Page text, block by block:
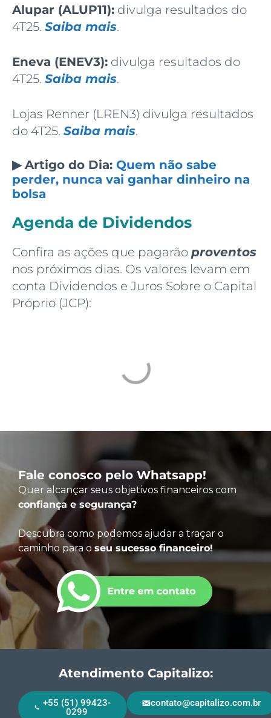
Alupar (ALUP11): divulga resultados do
4T25. Saiba mais.
Eneva (ENEV3): divulga resultados do
4T25. Saiba mais.
Lojas Renner (LREN3) divulga resultados
do 4T25. Saiba mais.
▶ Artigo do Dia: Quem não sabe
perder, nunca vai ganhar dinheiro na
bolsa
Agenda de Dividendos
Confira as ações que pagarão proventos
nos próximos dias. Os valores levam em
conta Dividendos e Juros Sobre o Capital
Próprio (JCP):
Fale conosco pelo Whatsapp!
Quer alcançar seus objetivos financeiros com
confiança e segurança?
Descubra como podemos ajudar a traçar o
caminho para o seu sucesso financeiro!
Atendimento Capitalizo:
+55 (51) 99423-
0299
contato@capitalizo.com.br